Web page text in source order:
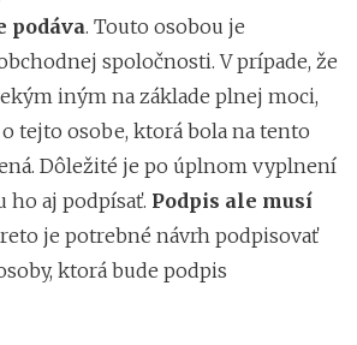
podáva. Touto osobou je
spoločnosti. V prípade, že
iným na základe plnej moci,
tejto osobe, ktorá bola na tento
Dôležité je po úplnom vyplnení
ho aj podpísať. Podpis ale musí
je potrebné návrh podpisovať
ktorá bude podpis